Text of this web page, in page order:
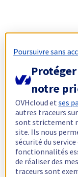
Poursuivre sans
notre
OVHcloud etses
autres traceurs
sont strictement
site. Ils nous
sécurité du
fonctionnalités
de réaliser des
traceurs sont